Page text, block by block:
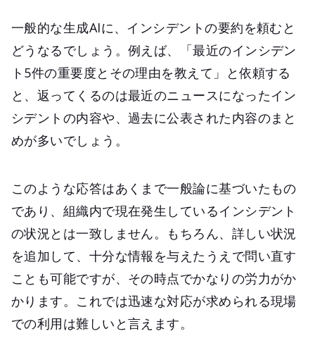
一般的な生成AIに、インシデントの要約を頼むと
どうなるでしょう。例えば、「最近のインシデン
ト5件の重要度とその理由を教えて」と依頼する
と、返ってくるのは最近のニュースになったイン
シデントの内容や、過去に公表された内容のまと
めが多いでしょう。
このような応答はあくまで一般論に基づいたもの
であり、組織内で現在発生しているインシデント
の状況とは一致しません。もちろん、詳しい状況
を追加して、十分な情報を与えたうえで問い直す
ことも可能ですが、その時点でかなりの労力がか
かります。これでは迅速な対応が求められる現場
での利用は難しいと言えます。